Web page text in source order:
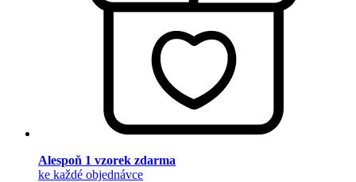
Alespoň 1 vzorek zdarma
ke každé objednávce